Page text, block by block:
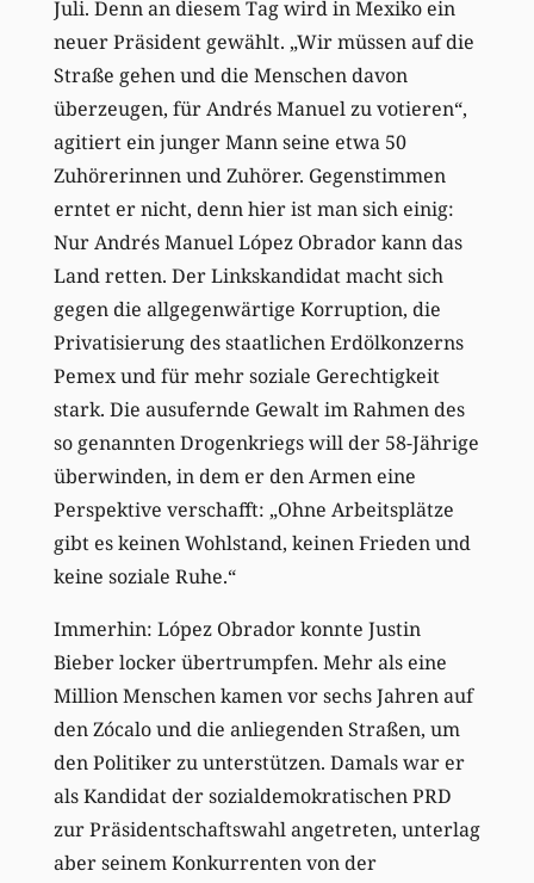
Juli. Denn an diesem Tag wird in Mexiko ein
neuer Präsident gewählt. „Wir müssen auf die
Straße gehen und die Menschen davon
überzeugen, für Andrés Manuel zu votieren“,
agitiert ein junger Mann seine etwa 50
Zuhörerinnen und Zuhörer. Gegenstimmen
erntet er nicht, denn hier ist man sich einig:
Nur Andrés Manuel López Obrador kann das
Land retten. Der Linkskandidat macht sich
gegen die allgegenwärtige Korruption, die
Privatisierung des staatlichen Erdölkonzerns
Pemex und für mehr soziale Gerechtigkeit
stark. Die ausufernde Gewalt im Rahmen des
so genannten Drogenkriegs will der 58-Jährige
überwinden, in dem er den Armen eine
Perspektive verschafft: „Ohne Arbeitsplätze
gibt es keinen Wohlstand, keinen Frieden und
keine soziale Ruhe.“
Immerhin: López Obrador konnte Justin
Bieber locker übertrumpfen. Mehr als eine
Million Menschen kamen vor sechs Jahren auf
den Zócalo und die anliegenden Straßen, um
den Politiker zu unterstützen. Damals war er
als Kandidat der sozialdemokratischen PRD
zur Präsidentschaftswahl angetreten, unterlag
aber seinem Konkurrenten von der